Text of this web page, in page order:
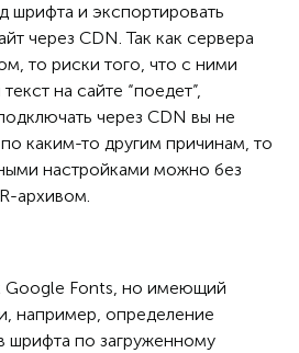
шрифта и экспортировать
через CDN. Так как сервера
то риски того, что с ними
на сайте “поедет”,
через CDN вы не
каким-то другим причинам, то
настройками можно без
архивом.
Google Fonts, но имеющий
например, определение
шрифта по загруженному